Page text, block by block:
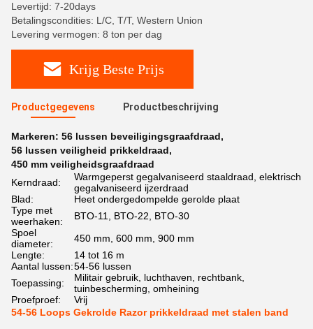
Levertijd: 7-20days
Betalingscondities: L/C, T/T, Western Union
Levering vermogen: 8 ton per dag
Krijg Beste Prijs
Productgegevens Productbeschrijving
Markeren: 56 lussen beveiligingsgraafdraad,
56 lussen veiligheid prikkeldraad,
450 mm veiligheidsgraafdraad
Kerndraad:
Warmgeperst gegalvaniseerd staaldraad, elektrisch
gegalvaniseerd ijzerdraad
Blad:
Heet ondergedompelde gerolde plaat
Type met
weerhaken:
BTO-11, BTO-22, BTO-30
Spoel
diameter:
450 mm, 600 mm, 900 mm
Lengte:
14 tot 16 m
Aantal lussen:54-56 lussen
Toepassing:
Militair gebruik, luchthaven, rechtbank,
tuinbescherming, omheining
Proefproef:
Vrij
54-56 Loops Gekrolde Razor prikkeldraad met stalen band